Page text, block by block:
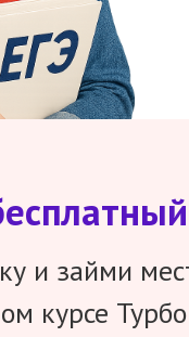
и займи
курсе